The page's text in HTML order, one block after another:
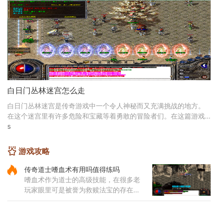
能，让你能够通过施法将死去的生灵转
化为强大的骷髅伙伴。当你学
白日门丛林迷宫怎么走
白日门丛林迷宫是传奇游戏中一个令人神秘而又充满挑战的地方。
在这个迷宫里有许多危险和宝藏等着勇敢的冒险者们。在这篇游戏
攻略中，我将为您介绍白日门丛林迷宫的主要地点和
s
游戏攻略
传奇道士嗜血术有用吗值得练吗
嗜血术作为道士的高级技能，在很多老
玩家眼里可是被誉为救赎法宝的存在。
这个技能不仅伤害可观，还带有独特的